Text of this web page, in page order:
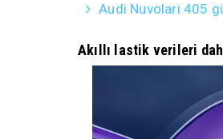
Audi Nuvolari 405
Akıllı lastik verileri